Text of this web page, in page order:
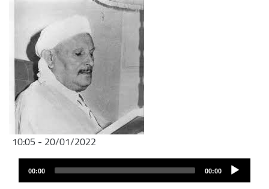
20/01/2022 - 10:05
Fichier
audio
00:00
00:00